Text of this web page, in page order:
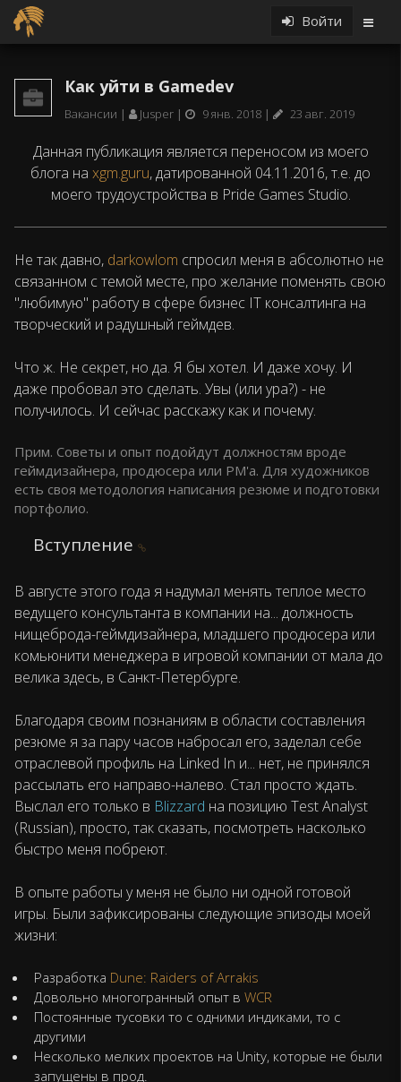
Войти
Как уйти в Gamedev
Вакансии Jusper 9 янв. 2018 23 авг. 2019
Данная публикация является переносом из моего
блога на xgm.guru, датированной 04.11.2016, т.е. до
моего трудоустройства в Pride Games Studio.
Не так давно, darkowlom спросил меня в абсолютно не
связанном с темой месте, про желание поменять свою
"любимую" работу в сфере бизнес IT консалтинга на
творческий и радушный геймдев.
Что ж. Не секрет, но да. Я бы хотел. И даже хочу. И
даже пробовал это сделать. Увы (или ура?) - не
получилось. И сейчас расскажу как и почему.
Прим. Советы и опыт подойдут должностям вроде
геймдизайнера, продюсера или PM'а. Для художников
есть своя методология написания резюме и подготовки
портфолио.
Вступление
В августе этого года я надумал менять теплое место
ведущего консультанта в компании на... должность
нищеброда-геймдизайнера, младшего продюсера или
комьюнити менеджера в игровой компании от мала до
велика здесь, в Санкт-Петербурге.
Благодаря своим познаниям в области составления
резюме я за пару часов набросал его, заделал себе
отраслевой профиль на Linked In и... нет, не принялся
рассылать его направо-налево. Стал просто ждать.
Выслал его только в Blizzard на позицию Test Analyst
(Russian), просто, так сказать, посмотреть насколько
быстро меня побреют.
В опыте работы у меня не было ни одной готовой
игры. Были зафиксированы следующие эпизоды моей
жизни:
Разработка Dune: Raiders of Arrakis
Довольно многогранный опыт в WCR
Постоянные тусовки то с одними индиками, то с
другими
Несколько мелких проектов на Unity, которые не были
запущены в прод.